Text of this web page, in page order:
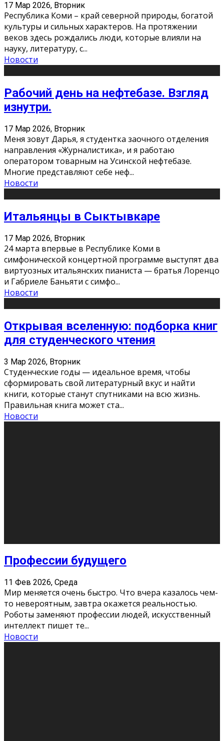
17 Мар 2026, Вторник
Республика Коми – край северной природы, богатой
культуры и сильных характеров. На протяжении
веков здесь рождались люди, которые влияли на
науку, литературу, с...
Новости
Рабочий день на нефтебазе. Взгляд
изнутри.
17 Мар 2026, Вторник
Меня зовут Дарья, я студентка заочного отделения
направления «Журналистика», и я работаю
оператором товарным на Усинской нефтебазе.
Многие представляют себе неф...
Новости
Итальянцы в Сыктывкаре
17 Мар 2026, Вторник
24 марта впервые в Республике Коми в
симфонической концертной программе выступят два
виртуозных итальянских пианиста — братья Лоренцо
и Габриеле Баньяти с симфо...
Новости
Открывая вселенную: подборка книг
для студенческого чтения
3 Мар 2026, Вторник
Студенческие годы — идеальное время, чтобы
сформировать свой литературный вкус и найти
книги, которые станут спутниками на всю жизнь.
Правильная книга может ста...
Новости
Как бороться со стрессом
11 Фев 2026, Среда
Стресс – нормальная реакция организма, когда
факторов, воздействующих на твой организм
больше, чем ресурсов. Есть советы, как бороться со
стрессовым состояни
Новости